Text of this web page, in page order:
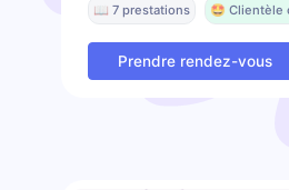
📖 7 prestations 🤩 Clientèle
Prendre rendez-vous